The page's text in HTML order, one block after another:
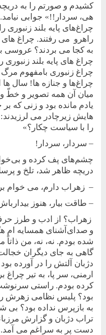
کشيدم و صورتم را به
هی، سردار!!» جوابی
چراغ‌های پايه بلند زنبوری
راهرو ‌می رفتند. چراغ های
به کجا می بردند؟ عروسی
چراغ‌ های پايه بلند زنبوری
چراغ زنبوری بامفهوم
چراغ‌ها و جنازه ها! سال
ميان آن همه تصوير و‌ خطّ
يادم مانده بود و زنی که
هايش زير‌چادر می
را با سياست چکار؟»
– سردار، سردار!
چشم‌های پف کرده ‌و
دريچه ظاهر شد، تلخ و
– زهراب دارم، می خوام
– طاقت بيار، هنوز
زهراب؟ از ادب و طرز
و‌ صدای‌آشنای همسايه ام
شده بودم. نه، نه، من
گاهی به جای ديگران
دژبان آلتش را در آورده
ارمنی، سر پا، به تير
کرده بودم. راستی
بود؟ پليس نظامی ‌زهرش
به بازپرس نداده بود؟ بی
تراب دژبان و گزارش
دست پر به سراغم می آمد.